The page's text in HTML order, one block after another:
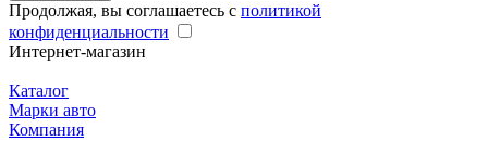
Продолжая, вы соглашаетесь с политикой
конфиденциальности
Интернет-магазин
Каталог
Марки авто
Компания